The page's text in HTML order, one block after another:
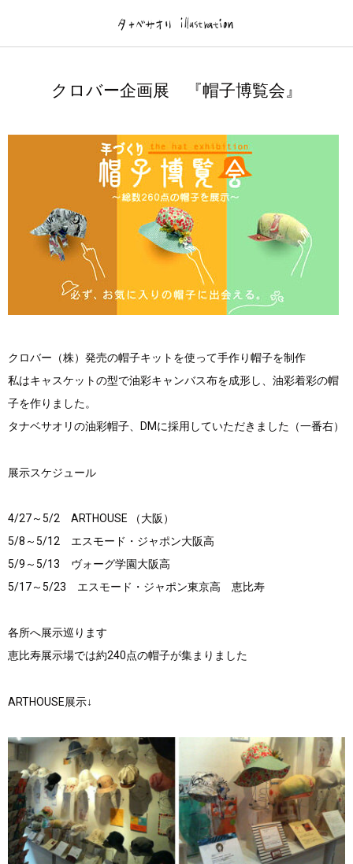
クロバー企画展 『帽子博覧会』
クロバー（株）発売の帽子キットを使って手作り帽子を制作
私はキャスケットの型で油彩キャンバス布を成形し、油彩着彩の帽
子を作りました。
タナベサオリの油彩帽子、DMに採用していただきました（一番右）
展示スケジュール
4/27～5/2 ARTHOUSE （大阪）
5/8～5/12 エスモード・ジャポン大阪高
5/9～5/13 ヴォーグ学園大阪高
5/17～5/23 エスモード・ジャポン東京高 恵比寿
各所へ展示巡ります
恵比寿展示場では約240点の帽子が集まりました
ARTHOUSE展示↓
illustration
DM/ Flyer-個展.作品展-